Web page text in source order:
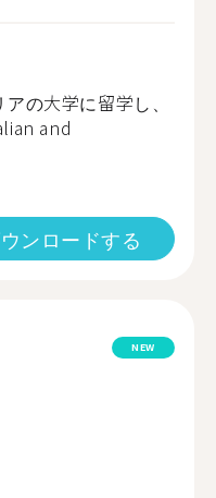
の大学に留学し、
and
ンロードする
NEW